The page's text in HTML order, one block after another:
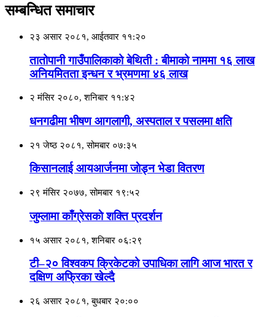
सम्बन्धित समाचार
२३ असार २०८१, आईतवार ११:२०
तातोपानी गाउँपालिकाको बेथिती : बीमाको नाममा १६ लाख
अनियमितता इन्धन र भ्रमणमा ४६ लाख
२ मंसिर २०८०, शनिबार ११:४२
धनगढीमा भीषण आगलागी, अस्पताल र पसलमा क्षति
२१ जेष्ठ २०८१, सोमबार ०७:३५
किसानलाई आयआर्जनमा जाेड्न भेडा वितरण
२९ मंसिर २०७७, सोमबार १९:५२
जुम्लामा काँग्रेसकाे शक्ति प्रदर्शन
१५ असार २०८१, शनिबार ०६:२९
टी–२० विश्वकप क्रिकेटको उपाधिका लागि आज भारत र
दक्षिण अफ्रिका खेल्दै
२६ असार २०८१, बुधबार २०:००